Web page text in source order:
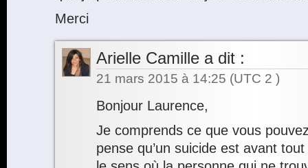
Merci
Arielle Camille a dit :
21 mars 2015 à 14:25 (UTC 2 )
Bonjour Laurence,
Je comprends ce que vous
pense qu’un suicide est avant